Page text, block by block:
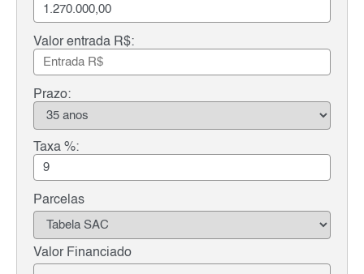
Valor entrada R$:
Prazo:
Taxa %:
Parcelas
Valor Financiado